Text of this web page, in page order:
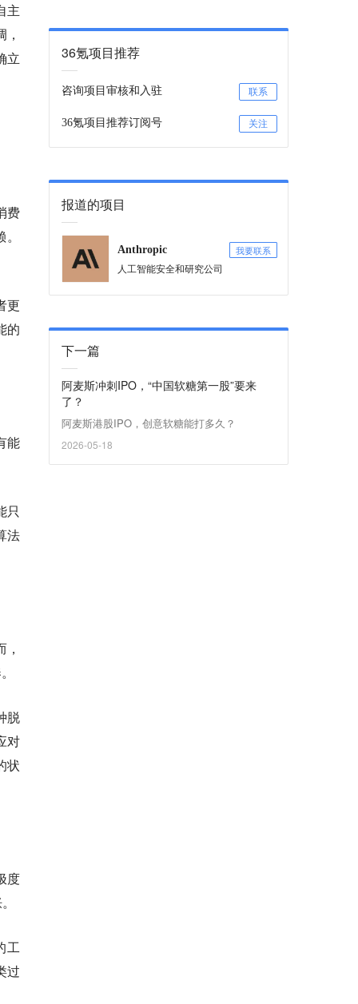
主
立
费
更
的
能
只
法
脱
对
状
度
工
过
36氪项目推荐
咨询项目审核和入驻 联系
36氪项目推荐订阅号 关注
报道的项目
Anthropic 我要联系
人工智能安全和研究公司
下一篇
阿麦斯冲刺IPO，“中国软糖第一股”要来
了？
阿麦斯港股IPO，创意软糖能打多久？
2026-05-18